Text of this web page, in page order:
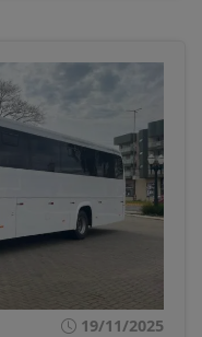
19/11/2025